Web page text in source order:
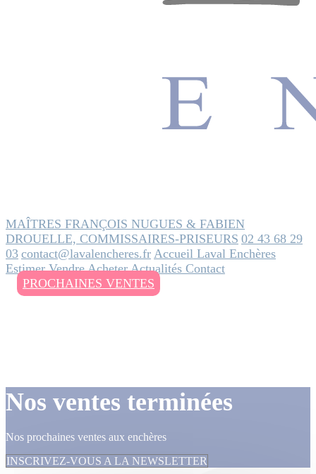
MAÎTRES FRANÇOIS NUGUES & FABIEN
DROUELLE, COMMISSAIRES-PRISEURS 02 43 68 29
03 contact@lavalencheres.fr Accueil Laval Enchères
EstimerVendreAcheterActualités Contact
PROCHAINES VENTES
Nos ventes terminées
Nos prochaines ventes aux enchères
INSCRIVEZ-VOUS A LA NEWSLETTER